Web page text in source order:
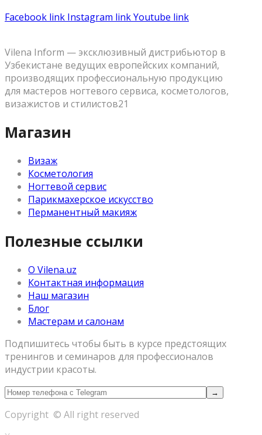
Facebook link Instagram linkYoutube link
Vilena Inform — эксклюзивный дистрибьютор в
Узбекистане ведущих европейских компаний,
производящих профессиональную продукцию
для мастеров ногтевого сервиса, косметологов,
визажистов и стилистов21
Магазин
Визаж
Косметология
Ногтевой сервис
Парикмахерское искусство
Перманентный макияж
Полезные ссылки
О Vilena.uz
Контактная информация
Наш магазин
Блог
Мастерам и салонам
Подпишитесь чтобы быть в курсе предстоящих
тренингов и семинаров для профессионалов
индустрии красоты.
Copyright © All right reserved